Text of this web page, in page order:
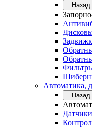
Назад
Автоматика,
Назад